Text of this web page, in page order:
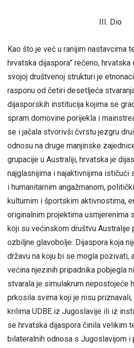
III. Dio
Kao što je već u ranijim nastavcima
hrvatska dijaspora” rečeno,
svojoj društvenoj strukturi je
rasponu od četiri desetljeća
dijasporskih institucija kojima se
spram domovine porijekla i
se i jačala stvorivši čvrstu jezgru
odnosu na druge manjinske
grupacije u Australiji, hrvatska je
najglasnijima i najaktivnijima ističući
i humanitarnim angažmanom,
kulturnim i športskim aktivnostima,
originalnim projektima usmjerenima
koji su većinskom društvu Australije
ozbiljne glavobolje. Dijaspora koja
državu na koju bi se mogla pozivati,
većina njezinih pripadnika pobjegla
stvarala je simulakrum nepostojeće
prkosila svima koji je nisu
krilima UDBE iz Jugoslavije ili iz
se hrvatska dijaspora činila velikim
bilateralnih odnosa s Jugoslavijom